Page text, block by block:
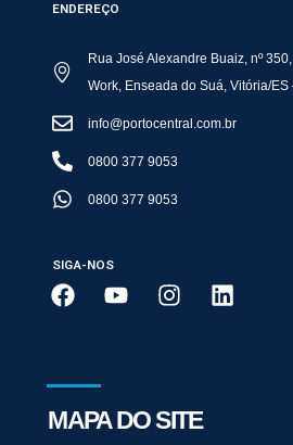
ENDEREÇO
Rua José Alexandre Buaiz, nº
Work, Enseada do Suá, Vitória/
info@portocentral.com.br
0800 377 9053
0800 377 9053
SIGA-NOS
MAPA DO SITE